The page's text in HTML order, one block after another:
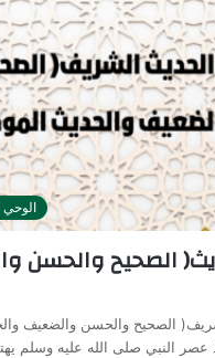
الوحي
الصحيح والحسن
الصحيح والحسن والضعيف
عصر النبي صلى الله عليه وسلم